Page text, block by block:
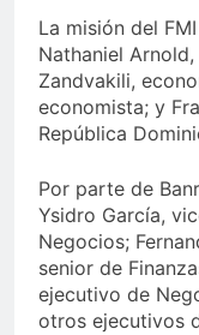
La misión del
Nathaniel
Zandvakili,
economista; y
República
Por parte de
Ysidro García,
Negocios;
senior de
ejecutivo de
otros ejecutivos